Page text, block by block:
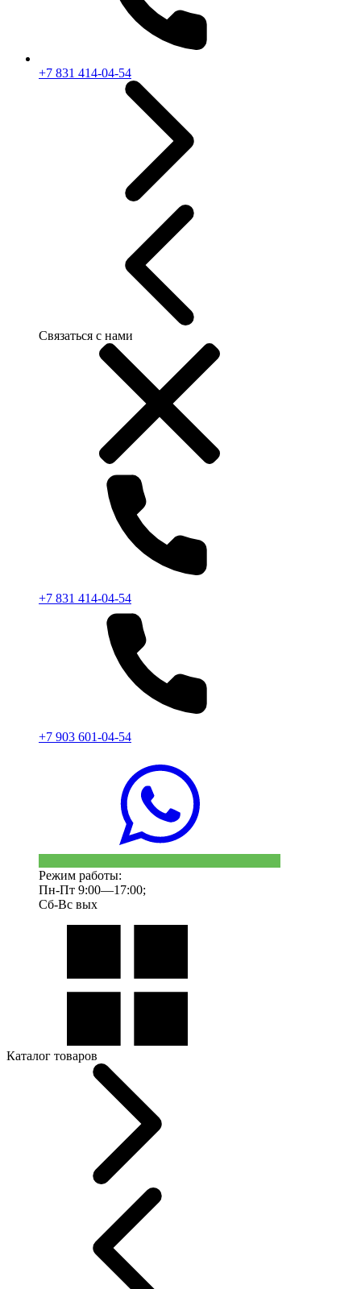
+7 831 414-04-54
Связаться с нами
+7 831 414-04-54
+7 903 601-04-54
Режим работы:
Пн-Пт 9:00—17:00;
Сб-Вс вых
Каталог товаров